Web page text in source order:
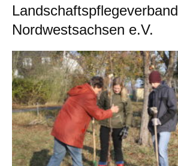
Landschaftspflegeverband
Nordwestsachsen e.V.